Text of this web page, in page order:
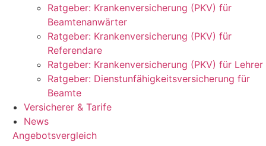
Ratgeber: Krankenversicherung (PKV) für
Beamtenanwärter
Ratgeber: Krankenversicherung (PKV) für
Referendare
Ratgeber: Krankenversicherung (PKV) für Lehrer
Ratgeber: Dienstunfähigkeitsversicherung für
Beamte
Versicherer & Tarife
News
Angebotsvergleich